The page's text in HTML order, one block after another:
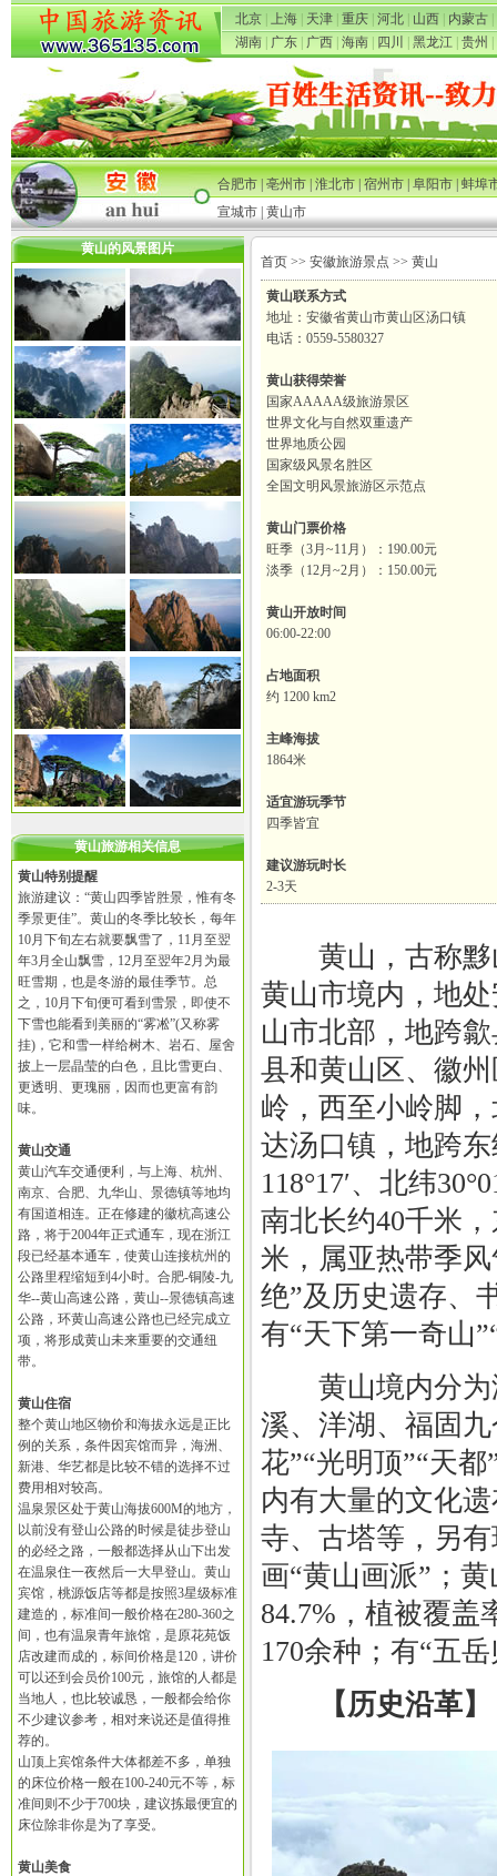
北京 上海 天津 重庆 河北 山西 内蒙古
湖南
广东 广西 海南 四川 黑龙江 贵州
合肥市|亳州市|淮北市|宿州市|阜阳市|蚌埠
宣城市 黄山市
黄山的风景图片
黄山旅游相关信息
黄山特别提醒
旅游建议：“黄山四季皆胜景，惟有冬
季景更佳”。黄山的冬季比较长，每年
10月下旬左右就要飘雪了，11月至翌
年3月全山飘雪，12月至翌年2月为最
旺雪期，也是冬游的最佳季节。总
之，10月下旬便可看到雪景，即使不
下雪也能看到美丽的“雾凇”(又称雾
挂)，它和雪一样给树木、岩石、屋舍
披上一层晶莹的白色，且比雪更白、
更透明、更瑰丽，因而也更富有韵
味。
黄山交通
黄山汽车交通便利，与上海、杭州、
南京、合肥、九华山、景德镇等地均
有国道相连。正在修建的徽杭高速公
路，将于2004年正式通车，现在浙江
段已经基本通车，使黄山连接杭州的
公路里程缩短到4小时。合肥-铜陵-九
华--黄山高速公路，黄山--景德镇高速
公路，环黄山高速公路也已经完成立
项，将形成黄山未来重要的交通纽
带。
黄山住宿
整个黄山地区物价和海拔永远是正比
例的关系，条件因宾馆而异，海洲、
新港、华艺都是比较不错的选择不过
费用相对较高。
温泉景区处于黄山海拔600M的地方，
以前没有登山公路的时候是徒步登山
的必经之路，一般都选择从山下出发
在温泉住一夜然后一大早登山。黄山
宾馆，桃源饭店等都是按照3星级标准
建造的，标准间一般价格在280-360之
间，也有温泉青年旅馆，是原花苑饭
店改建而成的，标间价格是120，讲价
可以还到会员价100元，旅馆的人都是
当地人，也比较诚恳，一般都会给你
不少建议参考，相对来说还是值得推
荐的。
山顶上宾馆条件大体都差不多，单独
的床位价格一般在100-240元不等，标
准间则不少于700块，建议拣最便宜的
床位除非你是为了享受。
黄山美食
首页 >> 安徽旅游景点 >> 黄山
黄山联系方式
地址：安徽省黄山市黄山区汤口镇
电话：0559-5580327
黄山获得荣誉
国家AAAAA级旅游景区
世界文化与自然双重遗产
世界地质公园
国家级风景名胜区
全国文明风景旅游区示范点
黄山门票价格
旺季（3月~11月）：190.00元
淡季（12月~2月）：150.00元
黄山开放时间
06:00-22:00
占地面积
约 1200 km2
主峰海拔
1864米
适宜游玩季节
四季皆宜
建议游玩时长
2-3天
黄山，古称黟
黄山市境内，地
山市北部，地跨
县和黄山区、徽
岭，西至小岭脚
达汤口镇，地跨东
118°17′、北纬
南北长约40千米
米，属亚热带季
绝”及历史遗存、
有“天下第一奇山
黄山境内分为
溪、洋湖、福固
花”“光明顶”“天
内有大量的文化
寺、古塔等，另
画“黄山画派”；
84.7%，植被覆盖
170余种；有“五
【历史沿革】